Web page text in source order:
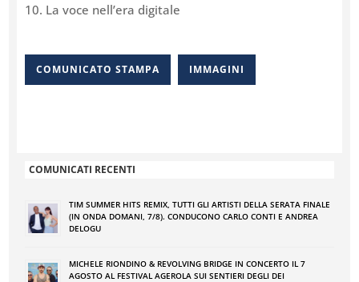
10. La voce nell’era digitale
COMUNICATO STAMPA IMMAGINI
COMUNICATI RECENTI
TIM SUMMER HITS REMIX, TUTTI GLI ARTISTI DELLA SERATA FINALE
(IN ONDA DOMANI, 7/8). CONDUCONO CARLO CONTI E ANDREA
DELOGU
MICHELE RIONDINO & REVOLVING BRIDGE IN CONCERTO IL 7
AGOSTO AL FESTIVAL AGEROLA SUI SENTIERI DEGLI DEI